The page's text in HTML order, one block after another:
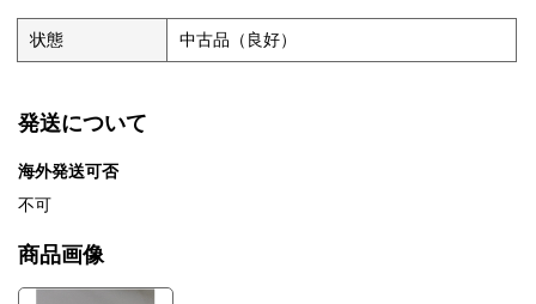
状態 中古品（良好）
発送について
海外発送可否
不可
商品画像